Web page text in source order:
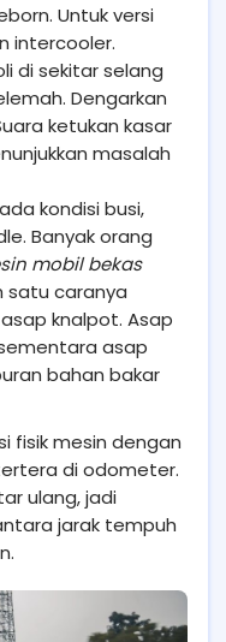
Untuk versi
intercooler.
di sekitar selang
Dengarkan
ketukan kasar
masalah
kondisi busi,
Banyak orang
mobil bekas
satu caranya
knalpot. Asap
asap
bahan bakar
fisik mesin dengan
di odometer.
ulang, jadi
jarak tempuh